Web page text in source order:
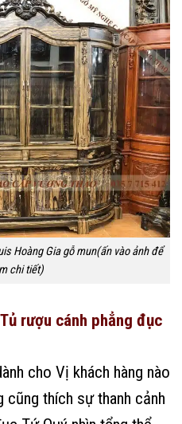
Hoàng Gia gỗ mun(ấn vào ảnh để
chi tiết)
rượu cánh phẳng đục
cho Vị khách hàng nào
cũng thích sự thanh cảnh